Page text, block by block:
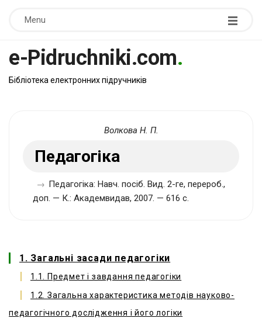
Menu
e-Pidruchniki.com.
Бібліотека електронних підручників
Волкова Н. П.
Педагогіка
→ Педагогіка: Навч. посіб. Вид. 2-ге, перероб.,
доп. — К.: Академвидав, 2007. — 616 с.
1. Загальні засади педагогіки
1.1. Предмет і завдання педагогіки
1.2. Загальна характеристика методів науково-
педагогічного дослідження і його логіки